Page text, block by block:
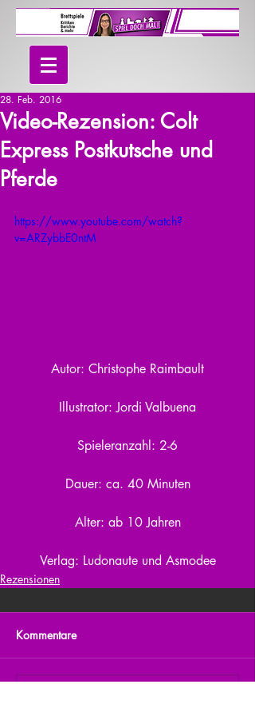
Video-Rezension: Colt
Express Postkutsche und
Pferde
28. Feb. 2016
https://www.youtube.com/watch?
v=ARZybbE0ntM
Autor: Christophe Raimbault
Illustrator: Jordi Valbuena
Spieleranzahl: 2-6
Dauer: ca. 40 Minuten
Alter: ab 10 Jahren
Verlag: Ludonaute und Asmodee
Rezensionen
Kommentare